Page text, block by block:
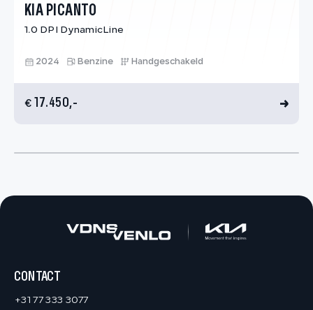
KIA PICANTO
1.0 DPI DynamicLine
2024 Benzine Handgeschakeld
€ 17.450,-
CONTACT
+31 77 333 3077